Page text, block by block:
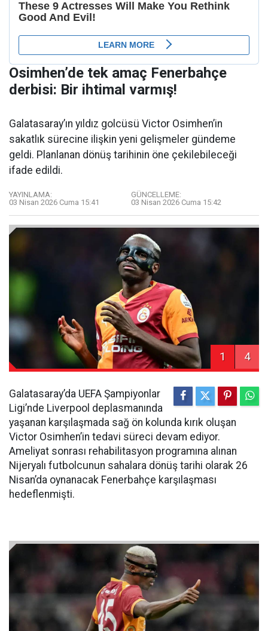
Osimhen’de tek amaç Fenerbahçe
derbisi: Bir ihtimal varmış!
Galatasaray’ın yıldız golcüsü Victor Osimhen’in
sakatlık sürecine ilişkin yeni gelişmeler gündeme
geldi. Planlanan dönüş tarihinin öne çekilebileceği
ifade edildi.
YAYINLAMA:
03 Nisan 2026 Cuma 15:41
GÜNCELLEME:
03 Nisan 2026 Cuma 15:42
1 4
Galatasaray’da UEFA Şampiyonlar
Ligi’nde Liverpool deplasmanında
yaşanan karşılaşmada sağ ön kolunda kırık oluşan
Victor Osimhen’in tedavi süreci devam ediyor.
Ameliyat sonrası rehabilitasyon programına alınan
Nijeryalı futbolcunun sahalara dönüş tarihi olarak 26
Nisan’da oynanacak Fenerbahçe karşılaşması
hedeflenmişti.